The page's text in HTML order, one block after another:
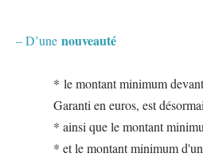
– D’une nouveauté
* le montant minimum
Garanti en euros, est
* ainsi que le montant
* et le montant minimum